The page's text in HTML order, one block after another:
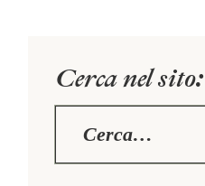
Cerca nel sito: